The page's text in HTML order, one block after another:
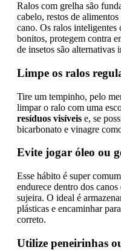
Ralos com grelha são
cabelo, restos de
cano. Os ralos inteligentes
bonitos, protegem contra
de insetos são alternativas
Limpe os ralos
Tire um tempinho, pelo
limpar o ralo com uma
resíduos visíveis e, se
bicarbonato e vinagre
Evite jogar óleo ou
Esse hábito é super
endurece dentro dos
sujeira. O ideal é
plásticas e encaminhar
correto.
Utilize peneirinhas